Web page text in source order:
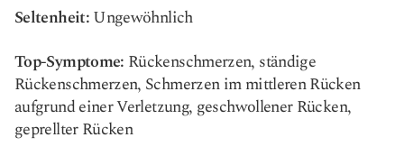
Seltenheit:Ungewöhnlich
Top-Symptome: Rückenschmerzen, ständige
Rückenschmerzen, Schmerzen im mittleren Rücken
aufgrund einer Verletzung, geschwollener Rücken,
geprellter Rücken